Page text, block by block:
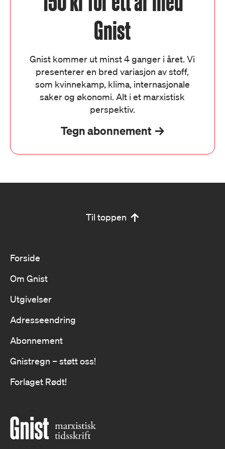
Gnist
Gnist kommer ut minst 4 ganger i året. Vi
presenterer en bred variasjon av stoff,
som kvinnekamp, klima, internasjonale
saker og økonomi. Alt i et marxistisk
perspektiv.
Tegn abonnement
Til toppen
Forside
Om Gnist
Utgivelser
Adresseendring
Abonnement
Gnistregn – støtt oss!
Forlaget Rødt!